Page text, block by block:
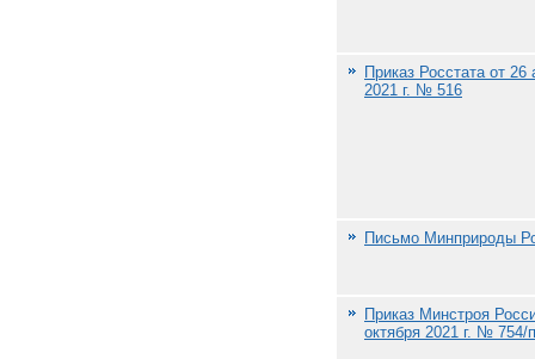
Приказ Росстата от 26
2021 г. № 516
Письмо Минприроды
Приказ Минстроя
октября 2021 г. № 754/